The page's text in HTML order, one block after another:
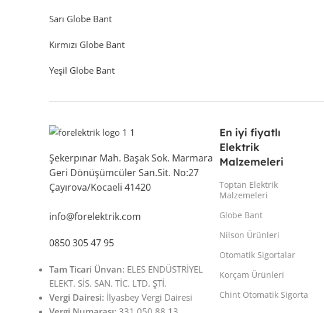
Sarı Globe Bant
Kırmızı Globe Bant
Yeşil Globe Bant
Şekerpınar Mah. Başak Sok. Marmara
Geri Dönüşümcüler San.Sit. No:27
Çayırova/Kocaeli 41420
info@forelektrik.com
0850 305 47 95
Tam Ticari Ünvan: ELES ENDÜSTRİYEL
ELEKT. SİS. SAN. TİC. LTD. ŞTİ.
Vergi Dairesi: İlyasbey Vergi Dairesi
En iyi fiyatlı
Elektrik
Malzemeleri
Toptan Elektrik
Malzemeleri
Globe Bant
Nilson Ürünleri
Otomatik Sigortalar
Korçam Ürünleri
Chint Otomatik Sigorta